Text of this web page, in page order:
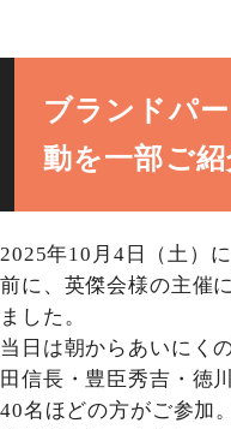
ブランドパ
動を一部ご紹
2025年10⽉4⽇（⼟）
前に、英傑会様の主催
ました。
当⽇は朝からあいにく
⽥信⻑・豊⾂秀吉・徳
40名ほどの⽅がご参加